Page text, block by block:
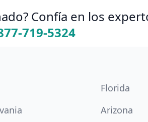
Confía en los
719-5324
Florida
Arizona